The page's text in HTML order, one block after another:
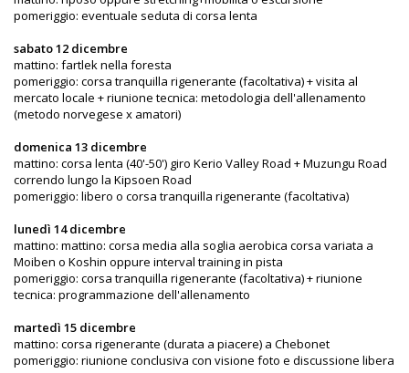
pomeriggio: eventuale seduta di corsa lenta
sabato 12 dicembre
mattino: fartlek nella foresta
pomeriggio: corsa tranquilla rigenerante (facoltativa) + visita al
mercato locale + riunione tecnica: metodologia dell'allenamento
(metodo norvegese x amatori)
domenica 13 dicembre
mattino: corsa lenta (40'-50') giro Kerio Valley Road + Muzungu Road
correndo lungo la Kipsoen Road
pomeriggio: libero o corsa tranquilla rigenerante (facoltativa)
lunedì 14 dicembre
mattino: mattino: corsa media alla soglia aerobica corsa variata a
Moiben o Koshin oppure interval training in pista
pomeriggio: corsa tranquilla rigenerante (facoltativa) + riunione
tecnica: programmazione dell'allenamento
martedì 15 dicembre
mattino: corsa rigenerante (durata a piacere) a Chebonet
pomeriggio: riunione conclusiva con visione foto e discussione libera